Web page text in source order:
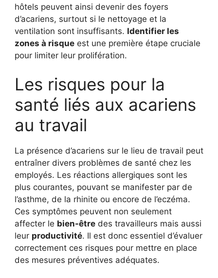
hôtels peuvent ainsi devenir des foyers
d’acariens, surtout si le nettoyage et la
ventilation sont insuffisants. Identifier les
zones à risque est une première étape cruciale
pour limiter leur prolifération.
Les risques pour la
santé liés aux acariens
au travail
La présence d’acariens sur le lieu de travail peut
entraîner divers problèmes de santé chez les
employés. Les réactions allergiques sont les
plus courantes, pouvant se manifester par de
l’asthme, de la rhinite ou encore de l’eczéma.
Ces symptômes peuvent non seulement
affecter le bien-être des travailleurs mais aussi
leur productivité. Il est donc essentiel d’évaluer
correctement ces risques pour mettre en place
des mesures préventives adéquates.